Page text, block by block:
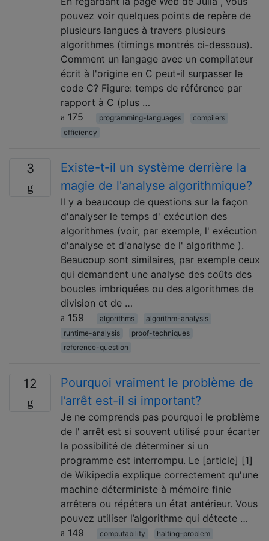
pouvez voir quelques points de repère de
plusieurs langues à travers plusieurs
algorithmes (timings montrés ci-dessous).
Comment un langage avec un compilateur
écrit à l'origine en C peut-il surpasser le
code C? Figure: temps de référence par
rapport à C (plus …
175
programming-languages
compilers
efficiency
3
Existe-t-il un système derrière la
magie de l'analyse algorithmique?
Il y a beaucoup de questions sur la façon
d'analyser le temps d' exécution des
algorithmes (voir, par exemple, l' exécution
d'analyse et d'analyse de l' algorithme ).
Beaucoup sont similaires, par exemple ceux
qui demandent une analyse des coûts des
boucles imbriquées ou des algorithmes de
division et de …
159
algorithms
algorithm-analysis
runtime-analysis
proof-techniques
reference-question
12
Pourquoi vraiment le problème de
l’arrêt est-il si important?
Je ne comprends pas pourquoi le problème
de l' arrêt est si souvent utilisé pour écarter
la possibilité de déterminer si un
programme est interrompu. Le [article] [1]
de Wikipedia explique correctement qu'une
machine déterministe à mémoire finie
arrêtera ou répétera un état antérieur. Vous
pouvez utiliser l’algorithme qui détecte …
149
computability halting-problem